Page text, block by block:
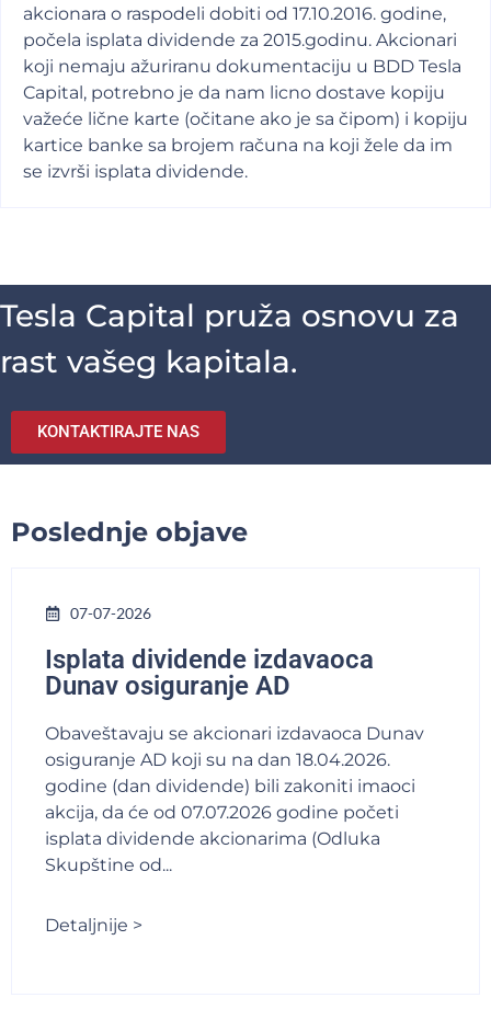
akcionara o raspodeli dobiti od 17.10.2016. godine,
počela isplata dividende za 2015.godinu. Akcionari
koji nemaju ažuriranu dokumentaciju u BDD Tesla
Capital, potrebno je da nam licno dostave kopiju
važeće lične karte (očitane ako je sa čipom) i kopiju
kartice banke sa brojem računa na koji žele da im
se izvrši isplata dividende.
Tesla Capital pruža osnovu za
rast vašeg kapitala.
KONTAKTIRAJTE NAS
Poslednje objave
07-07-2026
Isplata dividende izdavaoca
Dunav osiguranje AD
Obaveštavaju se akcionari izdavaoca Dunav
osiguranje AD koji su na dan 18.04.2026.
godine (dan dividende) bili zakoniti imaoci
akcija, da će od 07.07.2026 godine početi
isplata dividende akcionarima (Odluka
Skupštine od...
Detaljnije >